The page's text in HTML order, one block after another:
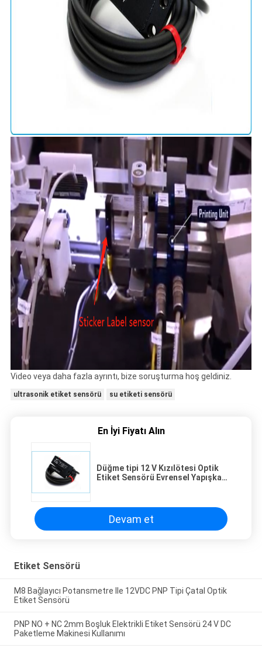
Video veya daha fazla ayrıntı, bize soruşturma hoş geldiniz.
ultrasonik etiket sensörü su etiketi sensörü
En İyi Fiyatı Alın
Düğme tipi 12 V Kızılötesi Optik
Etiket Sensörü Evrensel Yapışkanlı
Devam et
Etiket Sensörü
M8 Bağlayıcı Potansmetre Ile 12VDC PNP Tipi Çatal Optik
Etiket Sensörü
PNP NO + NC 2mm Boşluk Elektrikli Etiket Sensörü 24 V DC
Paketleme Makinesi Kullanımı